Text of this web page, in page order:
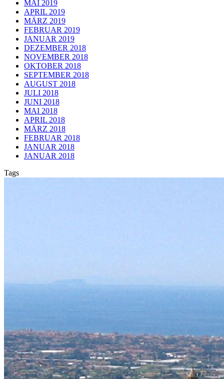
MAI 2019
APRIL 2019
MÄRZ 2019
FEBRUAR 2019
JANUAR 2019
DEZEMBER 2018
NOVEMBER 2018
OKTOBER 2018
SEPTEMBER 2018
AUGUST 2018
JULI 2018
JUNI 2018
MAI 2018
APRIL 2018
MÄRZ 2018
FEBRUAR 2018
JANUAR 2018
JANUAR 2018
Tags